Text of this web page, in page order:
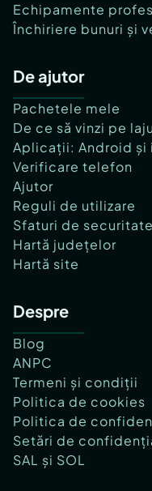
Echipamente
Închiriere bunuri și
De ajutor
Pachetele mele
De ce să vinzi pe
Aplicații: Android și
Verificare telefon
Ajutor
Reguli de utilizare
Sfaturi de securitate
Hartă județelor
Hartă site
Despre
Blog
ANPC
Termeni și condiții
Politica de cookies
Politica de
Setări de
SAL și SOL